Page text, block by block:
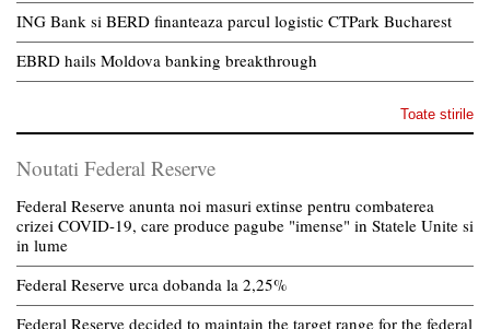
ING Bank si BERD finanteaza parcul logistic CTPark Bucharest
EBRD hails Moldova banking breakthrough
Toate stirile
Noutati Federal Reserve
Federal Reserve anunta noi masuri extinse pentru combaterea
crizei COVID-19, care produce pagube "imense" in Statele Unite si
in lume
Federal Reserve urca dobanda la 2,25%
Federal Reserve decided to maintain the target range for the federal